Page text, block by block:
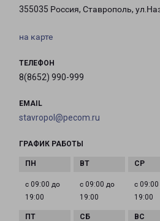
355035 Россия, Ставрополь,
на карте
ТЕЛЕФОН
8(8652) 990-999
EMAIL
stavropol@pecom.ru
ГРАФИК РАБОТЫ
с 09:00 до
19:00
с 09:00 до
19:00
с
19:00